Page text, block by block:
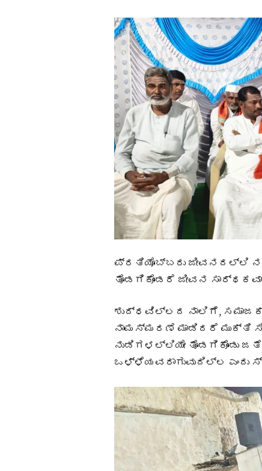
ಪ್ರತಿಯೊಬ್ಬರು ಜೀವನದಲ್ಲಿ
ತೊಡಗಿಕೊಂಡರೆ ಜೀವನ
ಶುದ್ಧವಿಲ್ಲದ ನಾಲಿಗೆ,
ನಾಮಸ್ಮರಣೆ ಮಾಡಿದರೆ ಮುಕ್ತಿ
ನುಡಿಗಳಲ್ಲಿಯೇ
ಒಳ್ಳೆಯವರಾಗುವುದಿಲ್ಲ ಎಂದು